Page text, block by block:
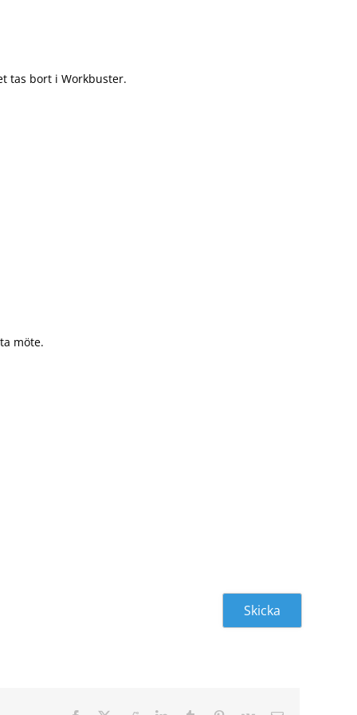
tas bort i Workbuster.
möte.